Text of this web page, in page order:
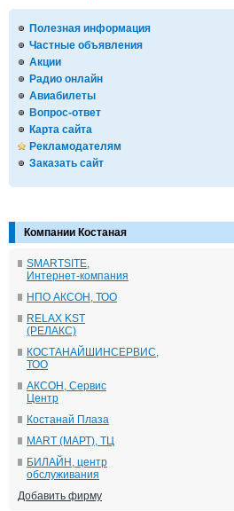
Полезная информация
Частные объявления
Акции
Радио онлайн
Авиабилеты
Вопрос-ответ
Карта сайта
Рекламодателям
Заказать сайт
Компании Костаная
SMARTSITE,
Интернет-компания
НПО АКСОН, ТОО
RELAX KST
(РЕЛАКС)
КОСТАНАЙШИНСЕРВИС,
ТОО
АКСОН, Сервис
Центр
Костанай Плаза
MART (МАРТ), ТЦ
БИЛАЙН, центр
обслуживания
Добавить фирму